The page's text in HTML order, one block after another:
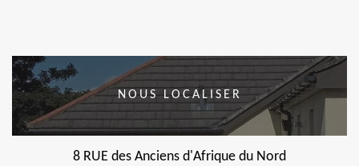
NOUS LOCALISER
8 RUE des Anciens d'Afrique du Nord